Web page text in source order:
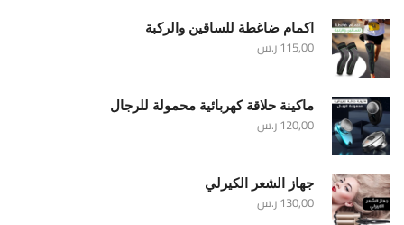
اكمام ضاغطة للساقين والركبة
115,00ر.س
ماكينة حلاقة كهربائية محمولة للرجال
120,00ر.س
جهاز الشعر الكيرلي
130,00ر.س